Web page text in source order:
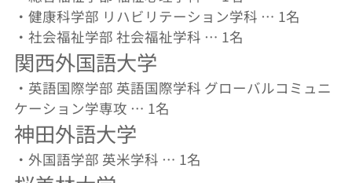
・健康科学部 リハビリテーション学科 … 1名
・社会福祉学部 社会福祉学科 … 1名
関西外国語大学
・英語国際学部 英語国際学科 グローバルコミュニ
ケーション学専攻 … 1名
神田外語大学
・外国語学部 英米学科 … 1名